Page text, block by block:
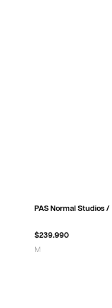
PAS Normal Studios /
$239.990
M